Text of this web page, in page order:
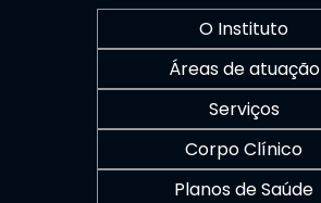
O Instituto
Áreas de atuação
Serviços
Corpo Clínico
Planos de Saúde